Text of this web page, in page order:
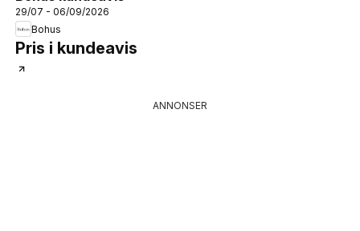
29/07 - 06/09/2026
Bohus
Pris i kundeavis
ANNONSER